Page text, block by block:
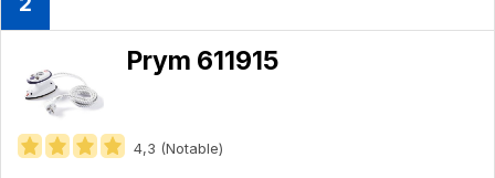
Prym 611915
4,3 (Notable)